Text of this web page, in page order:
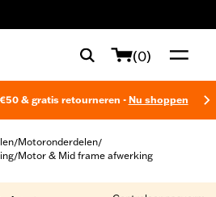
(0)
& gratis retourneren - Nu shoppen
/Motoronderdelen/
/Motor & Mid frame afwerking